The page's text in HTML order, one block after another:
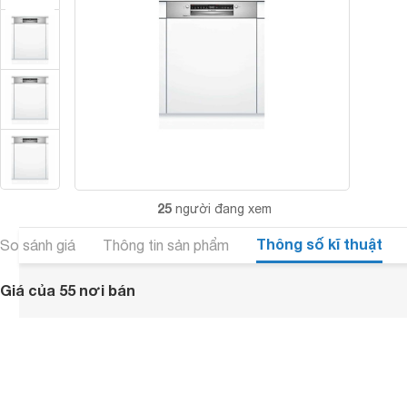
25 người đang xem
So sánh giá Thông tin sản phẩm Thông số kĩ thuật
Giá của 55 nơi bán